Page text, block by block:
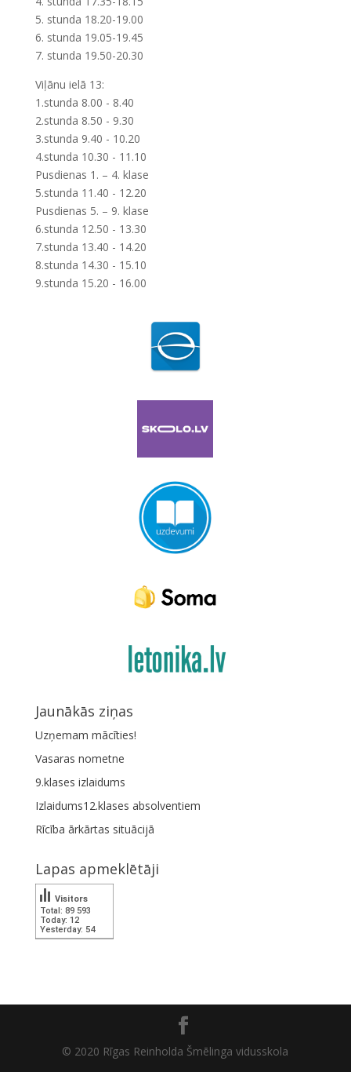
5. stunda 18.20-19.00
6. stunda 19.05-19.45
7. stunda 19.50-20.30
Viļānu ielā 13:
1.stunda 8.00 - 8.40
2.stunda 8.50 - 9.30
3.stunda 9.40 - 10.20
4.stunda 10.30 - 11.10
Pusdienas 1. – 4. klase
5.stunda 11.40 - 12.20
Pusdienas 5. – 9. klase
6.stunda 12.50 - 13.30
7.stunda 13.40 - 14.20
8.stunda 14.30 - 15.10
9.stunda 15.20 - 16.00
Jaunākās ziņas
Uzņemam mācīties!
Vasaras nometne
9.klases izlaidums
Izlaidums12.klases absolventiem
Rīcība ārkārtas situācijā
Lapas apmeklētāji
Total: 89 593
Today: 12
Yesterday: 54
Visitors
© 2020 Rīgas Reinholda Šmēlinga vidusskola